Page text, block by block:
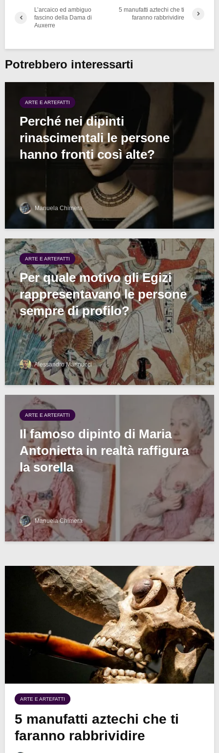
L’arcaico ed ambiguo
fascino della Dama di
Auxerre
5 manufatti aztechi che ti
faranno rabbrividire
Potrebbero interessarti
ARTE E ARTEFATTI
Perché nei dipinti
rinascimentali le persone
hanno fronti così alte?
Manuela Chimera
ARTE E ARTEFATTI
Per quale motivo gli Egizi
rappresentavano le persone
sempre di profilo?
Alessandro Marinucci
ARTE E ARTEFATTI
Il famoso dipinto di Maria
Antonietta in realtà raffigura
la sorella
Manuela Chimera
ARTE E ARTEFATTI
5 manufatti aztechi che ti
faranno rabbrividire